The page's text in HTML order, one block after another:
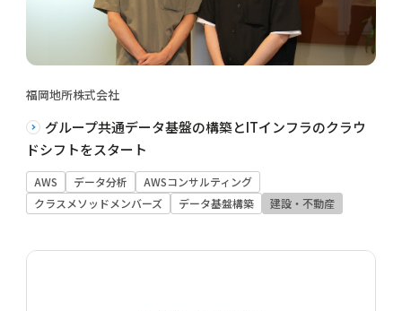
福岡地所株式会社
グループ共通データ基盤の構築とITインフラのクラウ
ドシフトをスタート
AWS データ分析
AWSコンサルティング
クラスメソッドメンバーズ
データ基盤構築 建設・不動産